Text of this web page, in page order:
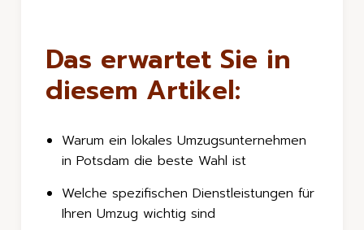
Das erwartet Sie in
diesem Artikel:
Warum ein lokales Umzugsunternehmen
in Potsdam die beste Wahl ist
Welche spezifischen Dienstleistungen für
Ihren Umzug wichtig sind